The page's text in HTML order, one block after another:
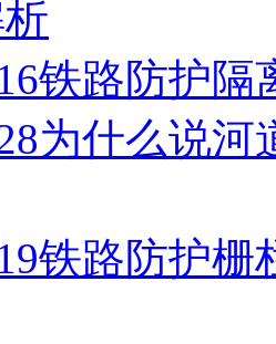
铁路防护隔
为什么说河
铁路防护栅